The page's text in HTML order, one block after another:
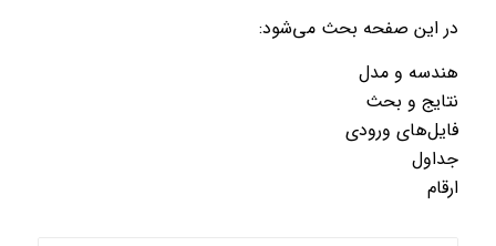
در این صفحه بحث می‌شود:
هندسه و مدل
نتایج و بحث
فایل‌های ورودی
جداول
ارقام